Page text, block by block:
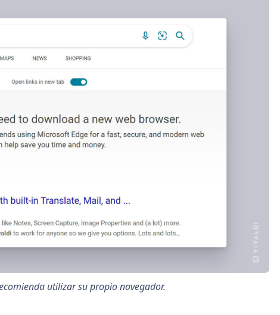
utilizar su propio navegador.